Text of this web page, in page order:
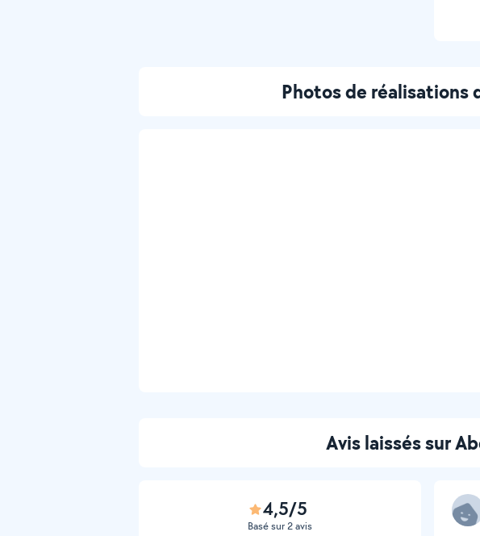
Photos de réalisations
Avis laissés sur
4,5/5
Basé sur 2 avis